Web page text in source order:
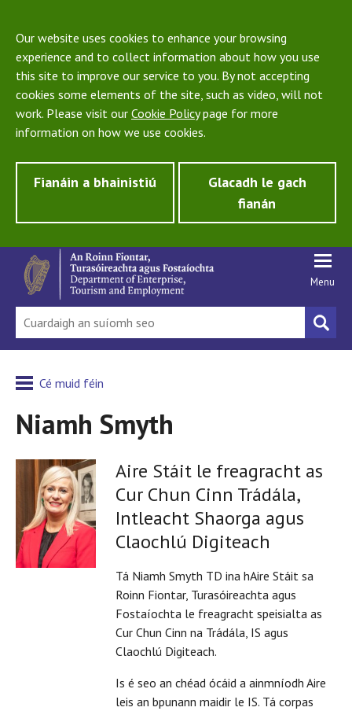
Our website uses cookies to enhance your browsing
experience and to collect information about how you use
this site to improve our service to you. By not accepting
cookies some elements of the site, such as video, will not
work. Please visit our Cookie Policypage for more
information on how we use cookies.
Fianáin a bhainistiú
Glacadh le gach
fianán
Menu
Cé muid féin
Niamh Smyth
Aire Stáit le freagracht as
Cur Chun Cinn Trádála,
Intleacht Shaorga agus
Claochlú Digiteach
Tá Niamh Smyth TD ina hAire Stáit sa
Roinn Fiontar, Turasóireachta agus
Fostaíochta le freagracht speisialta as
Cur Chun Cinn na Trádála, IS agus
Claochlú Digiteach.
Is é seo an chéad ócáid a ainmníodh Aire
leis an bpunann maidir le IS. Tá corpas